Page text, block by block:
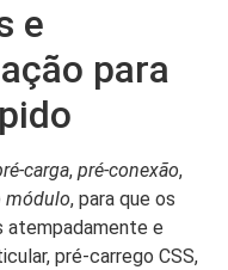
e
para
carga, pré-conexão,
módulo, para que os
atempadamente e
pré-carrego CSS,